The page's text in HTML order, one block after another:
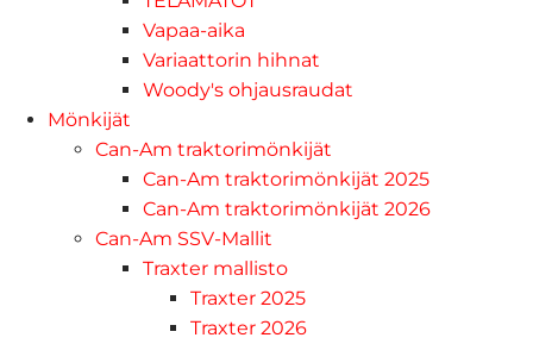
Vapaa-aika
Variaattorin hihnat
Woody's ohjausraudat
Mönkijät
Can-Am traktorimönkijät
Can-Am traktorimönkijät 2025
Can-Am traktorimönkijät 2026
Can-Am SSV-Mallit
Traxter mallisto
Traxter 2025
Traxter 2026